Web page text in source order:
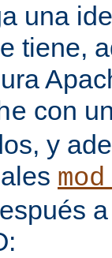
una
tiene,
con
y